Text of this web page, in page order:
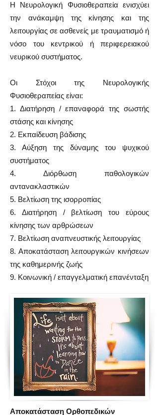
Η Νευρολογική Φυσιοθεραπεία ενισχύει
την ανάκαμψη της κίνησης και της
λειτουργίας σε ασθενείς με τραυματισμό ή
νόσο του κεντρικού ή περιφερειακού
νευρικού συστήματος.
Οι Στόχοι της Νευρολογικής
Φυσιοθεραπείας είναι:
1. Διατήρηση / επαναφορά της σωστής
στάσης και κίνησης
2. Εκπαίδευση βάδισης
3. Αύξηση της δύναμης του ψυχικού
συστήματος
4. Διόρθωση παθολογικών
αντανακλαστικών
5. Βελτίωση της ισορροπίας
6. Διατήρηση / βελτίωση του εύρους
κίνησης των αρθρώσεων
7. Βελτίωση αναπνευστικής λειτουργίας
8. Αποκατάσταση λειτουργικών κινήσεων
της καθημερινής ζωής
9. Κοινωνική / επαγγελματική επανένταξη
Αποκατάσταση Ορθοπεδικών